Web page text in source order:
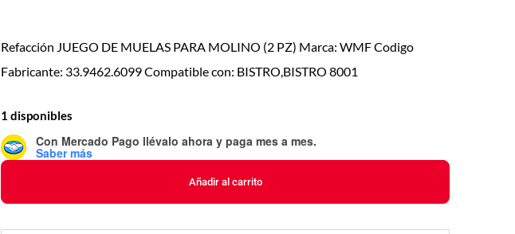
Refacción JUEGO DE MUELAS PARA MOLINO (2 PZ) Marca: WMF Codigo
Fabricante: 33.9462.6099 Compatible con: BISTRO,BISTRO 8001
1 disponibles
Con Mercado Pago llévalo ahora y paga mes a mes.
Saber más
Añadir al carrito